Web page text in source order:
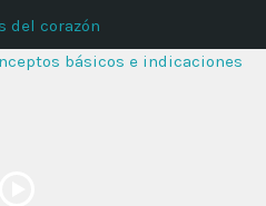
del corazón